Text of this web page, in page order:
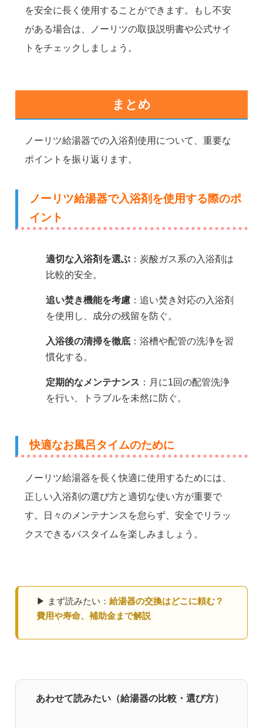
を安全に長く使用することができます。もし不安
がある場合は、ノーリツの取扱説明書や公式サイ
トをチェックしましょう。
まとめ
ノーリツ給湯器での入浴剤使用について、重要な
ポイントを振り返ります。
ノーリツ給湯器で入浴剤を使用する際のポ
イント
適切な入浴剤を選ぶ ：炭酸ガス系の入浴剤は
比較的安全。
追い焚き機能を考慮 ：追い焚き対応の入浴剤
を使用し、成分の残留を防ぐ。
入浴後の清掃を徹底 ：浴槽や配管の洗浄を習
慣化する。
定期的なメンテナンス ：月に1回の配管洗浄
を行い、トラブルを未然に防ぐ。
快適なお風呂タイムのために
ノーリツ給湯器を長く快適に使用するためには、
正しい入浴剤の選び方と適切な使い方が重要で
す。日々のメンテナンスを怠らず、安全でリラッ
クスできるバスタイムを楽しみましょう。
▶ まず読みたい： 給湯器の交換はどこに頼む？
費用や寿命、補助金まで解説
あわせて読みたい（給湯器の比較・選び方）